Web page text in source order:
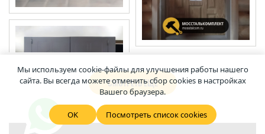
СМОТРЕТЬ ЕЩЕ
Мы используем cookie-файлы для улучшения работы нашего
сайта. Вы всегда можете отменить сбор cookies в настройках
Вашего браузера.
OK Посмотреть список cookies